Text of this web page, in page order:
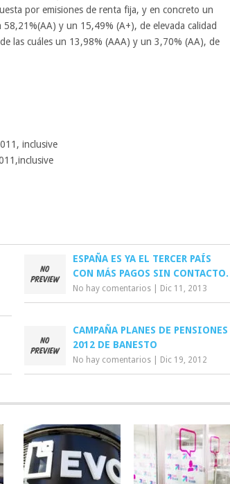
por emisiones de renta fija, y en concreto un
y un 15,49% (A+), de elevada calidad
las cuáles un 13,98% (AAA) y un 3,70% (AA), de
inclusive
ESPAÑA ES YA EL TERCER PAÍS
CON MÁS PAGOS SIN CONTACTO.
No hay comentarios Dic 11, 2013
CAMPAÑA PLANES DE PENSIONES
2012 DE BANESTO
No hay comentarios Dic 19, 2012